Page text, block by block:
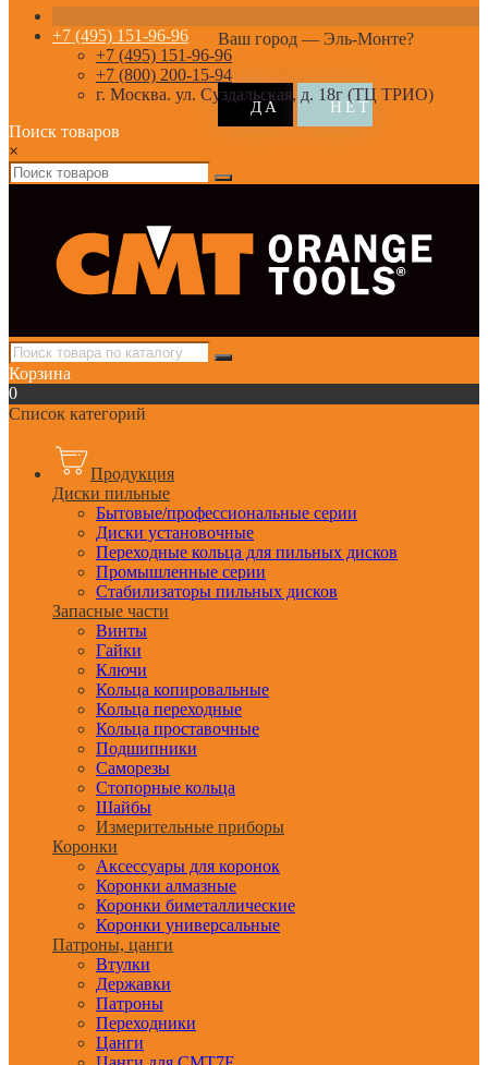
Ваш город — Эль-Монте?
+7 (495) 151-96-96
+7 (495) 151-96-96
+7 (800) 200-15-94
г. Москва. ул. Суздальская, д. 18г (ТЦ ТРИО)
Поиск товаров
×
Корзина
0
Список категорий
Продукция
Диски пильные
Бытовые/профессиональные серии
Диски установочные
Переходные кольца для пильных дисков
Промышленные серии
Стабилизаторы пильных дисков
Запасные части
Винты
Гайки
Ключи
Кольца копировальные
Кольца переходные
Кольца проставочные
Подшипники
Саморезы
Стопорные кольца
Шайбы
Измерительные приборы
Коронки
Аксессуары для коронок
Коронки алмазные
Коронки биметаллические
Коронки универсальные
Патроны, цанги
Втулки
Державки
Патроны
Переходники
Цанги